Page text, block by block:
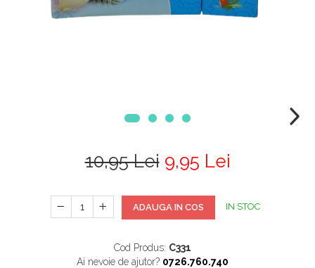
10,95 Lei 9,95 Lei
ADAUGA IN COS IN STOC
Cod Produs: C331
Ai nevoie de ajutor? 0726.760.740